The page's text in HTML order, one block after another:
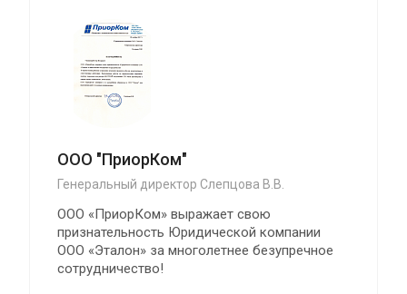
ООО "ПриорКом"
Генеральный директор Слепцова В.В.
ООО «ПриорКом» выражает свою
признательность Юридической компании
ООО «Эталон» за многолетнее безупречное
сотрудничество!